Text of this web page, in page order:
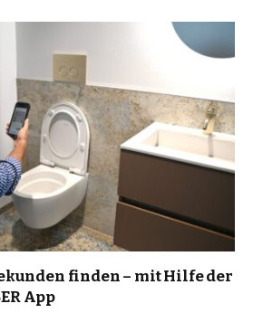
finden – mit Hilfe der
App